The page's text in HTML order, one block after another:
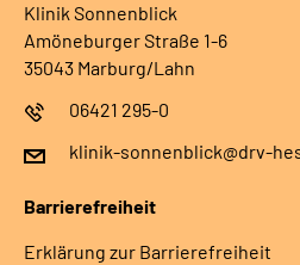
Klinik Sonnenblick
Amöneburger Straße 1-6
35043 Marburg/Lahn
06421 295-0
klinik-sonnenblick@drv-
Barrierefreiheit
Erklärung zur Barrierefreiheit